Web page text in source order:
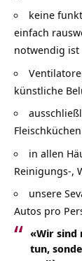
keine
einfach
notwendig ist
künstliche
in allen
Reinigungs-,
unsere
Autos pro
«Wir sind
tun,